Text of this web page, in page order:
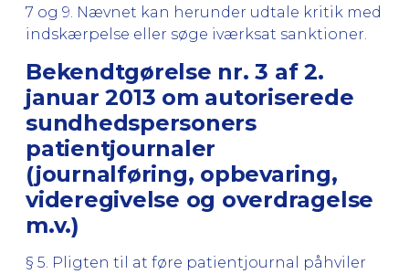
7 og 9. Nævnet kan herunder udtale kritik med
indskærpelse eller søge iværksat sanktioner.
Bekendtgørelse nr. 3 af 2.
januar 2013 om autoriserede
sundhedspersoners
patientjournaler
(journalføring, opbevaring,
videregivelse og overdragelse
m.v.)
§ 5. Pligten til at føre patientjournal påhviler